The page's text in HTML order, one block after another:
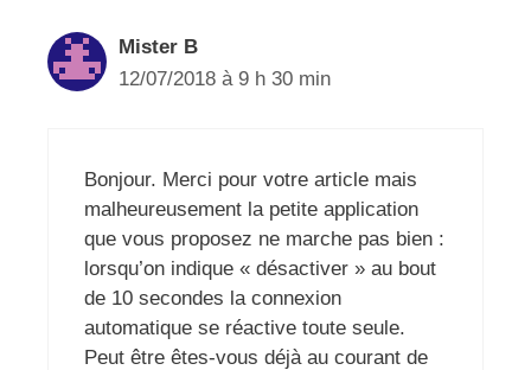
Mister B
12/07/2018 à 9 h 30 min
Bonjour. Merci pour votre article mais
malheureusement la petite application
que vous proposez ne marche pas bien :
lorsqu’on indique « désactiver » au bout
de 10 secondes la connexion
automatique se réactive toute seule.
Peut être êtes-vous déjà au courant de